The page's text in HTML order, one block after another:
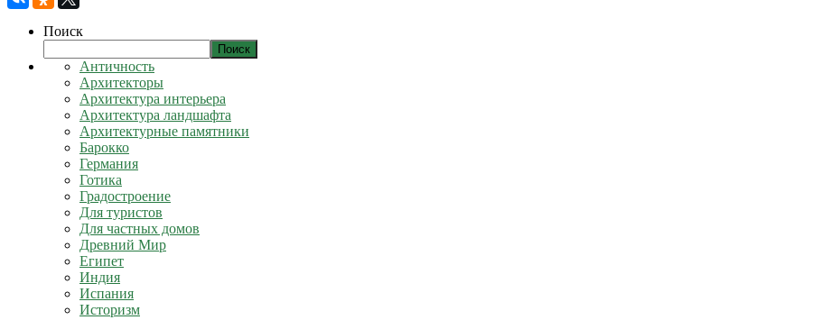
Поиск
Поиск
Античность
Архитекторы
Архитектура интерьера
Архитектура ландшафта
Архитектурные памятники
Барокко
Германия
Готика
Градостроение
Для туристов
Для частных домов
Древний Мир
Египет
Индия
Испания
Историзм